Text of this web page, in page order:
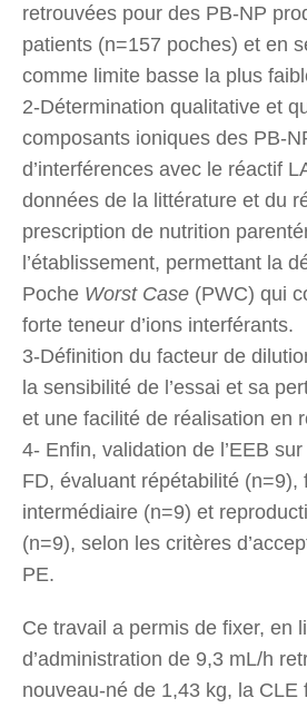
retrouvées pour des PB-NP
patients (n=157 poches) et en
comme limite basse la plus
2-Détermination qualitative et
composants ioniques des PB-
d’interférences avec le réactif
données de la littérature et du
prescription de nutrition
l’établissement, permettant la
Poche Worst Case (PWC) qui
forte teneur d’ions interférants.
3-Définition du facteur de
la sensibilité de l’essai et sa
et une facilité de réalisation en
4- Enfin, validation de l’EEB
FD, évaluant répétabilité (n=9),
intermédiaire (n=9) et
(n=9), selon les critères
PE.
Ce travail a permis de fixer, en
d’administration de 9,3 mL/h
nouveau-né de 1,43 kg, la CLE